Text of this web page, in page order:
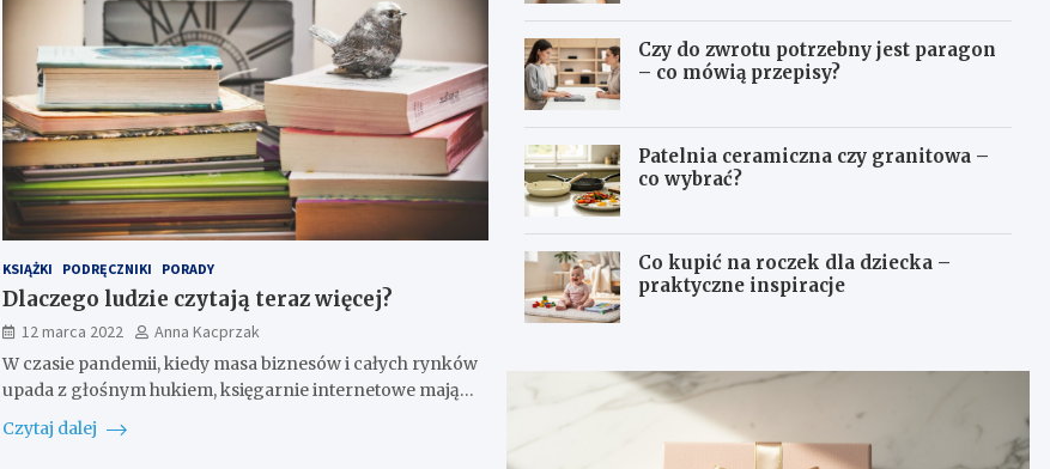
KSIĄŻKI PODRĘCZNIKI PORADY
Dlaczego ludzie czytają teraz więcej?
12 marca 2022
Anna Kacprzak
W czasie pandemii, kiedy masa biznesów i całych rynków
upada z głośnym hukiem, księgarnie internetowe mają…
Czytaj dalej
Czy do zwrotu potrzebny jest paragon
– co mówią przepisy?
Patelnia ceramiczna czy granitowa –
co wybrać?
Co kupić na roczek dla dziecka –
praktyczne inspiracje